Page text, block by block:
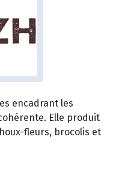
encadrant les
Elle produit
fleurs, brocolis et